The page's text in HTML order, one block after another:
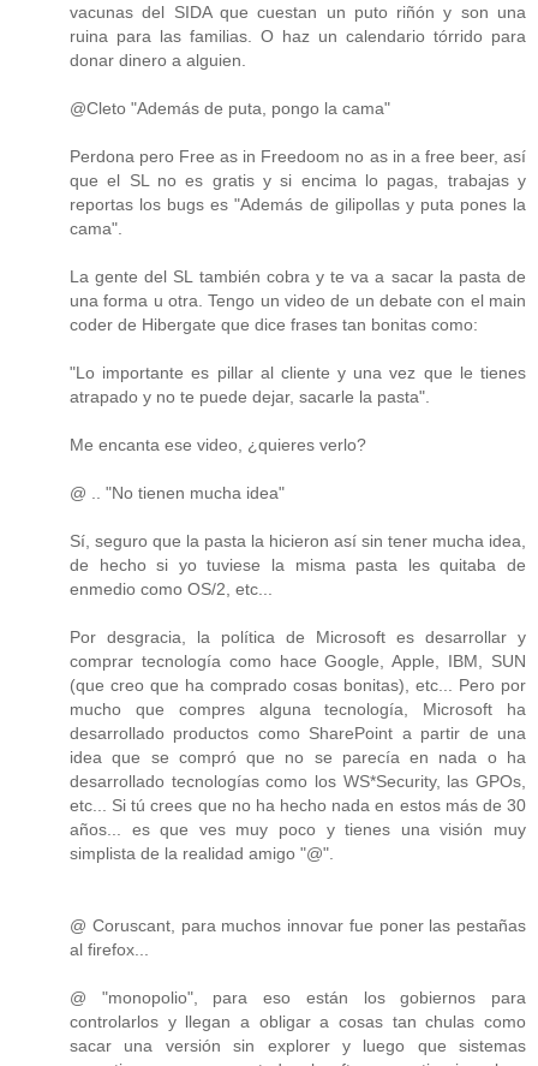
vacunas del SIDA que cuestan un puto riñón y son una
ruina para las familias. O haz un calendario tórrido para
donar dinero a alguien.
@Cleto "Además de puta, pongo la cama"
Perdona pero Free as in Freedoom no as in a free beer, así
que el SL no es gratis y si encima lo pagas, trabajas y
reportas los bugs es "Además de gilipollas y puta pones la
cama".
La gente del SL también cobra y te va a sacar la pasta de
una forma u otra. Tengo un video de un debate con el main
coder de Hibergate que dice frases tan bonitas como:
"Lo importante es pillar al cliente y una vez que le tienes
atrapado y no te puede dejar, sacarle la pasta".
Me encanta ese video, ¿quieres verlo?
@ .. "No tienen mucha idea"
Sí, seguro que la pasta la hicieron así sin tener mucha idea,
de hecho si yo tuviese la misma pasta les quitaba de
enmedio como OS/2, etc...
Por desgracia, la política de Microsoft es desarrollar y
comprar tecnología como hace Google, Apple, IBM, SUN
(que creo que ha comprado cosas bonitas), etc... Pero por
mucho que compres alguna tecnología, Microsoft ha
desarrollado productos como SharePoint a partir de una
idea que se compró que no se parecía en nada o ha
desarrollado tecnologías como los WS*Security, las GPOs,
etc... Si tú crees que no ha hecho nada en estos más de 30
años... es que ves muy poco y tienes una visión muy
simplista de la realidad amigo "@".
@ Coruscant, para muchos innovar fue poner las pestañas
al firefox...
@ "monopolio", para eso están los gobiernos para
controlarlos y llegan a obligar a cosas tan chulas como
sacar una versión sin explorer y luego que sistemas